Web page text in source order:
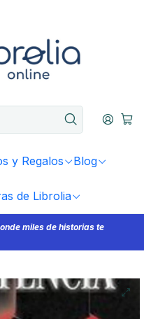
y Regalos Blog
de Librolia
miles de historias te